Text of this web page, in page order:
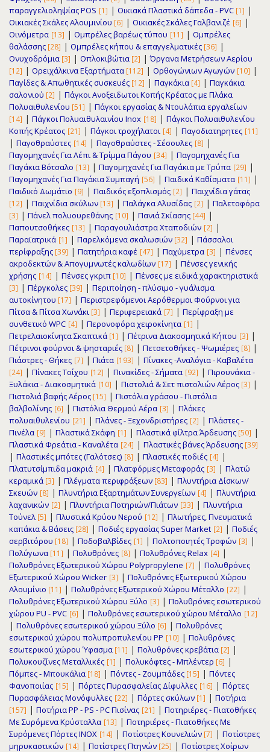
παραγγελιοληψίας POS [1] | Οικιακά Πλαστικά δάπεδα - PVC [1] |
Οικιακές Σκάλες Αλουμινίου [6] | Οικιακές Σκάλες Γαλβανιζέ [6] |
Οινόμετρα [13] | Ομπρέλες βαρέως τύπου [11] | Ομπρέλες
θαλάσσης [28] | Ομπρέλες κήπου & επαγγελματικές [36] |
Ονυχοδρόμια [3] | Οπλοκιβώτια [2] |Όργανα Μετρήσεων Αερίου
[12] | Ορειχάλκινα Εξαρτήματα [112] | Ορθογώνιων Αγωγών [10] |
Παγίδες & Απωθητικές συσκευές [12] | Παγκάκια [4] | Παγκάκια
σαλονιού [2] | Πάγκοι Ανοξειδωτοι Κοπής Κρέατος με Πλάκα
Πολυαιθυλενίου [51] | Πάγκοι εργασίας & Ντουλάπια εργαλείων
[14] | Πάγκοι Πολυαιθυλαινίου Inox [18] | Πάγκοι Πολυαιθυλενίου
Κοπής Κρέατος [21] | Πάγκοι τροχήλατοι [4] | Παγοδιατηρητες [11]
| Παγοθραύστες [14] | Παγοθραύστες - Σέσουλες [8] |
Παγομηχανές Για Λέπι & Τρίμμα Πάγου [34] | Παγομηχανές Για
Παγάκια Βότσαλο [13] | Παγομηχανές Για Παγάκια με Τρύπα [29] |
Παγομηχανές Για Παγάκια Συμπαγή [56] | Παιδικά Καθίσματα [11] |
Παιδικό Δωμάτιο [9] | Παιδικός εξοπλισμός [2] | Παιχνίδια γάτας
[12] | Παιχνίδια σκύλων [13] | Παλάγκα Αλυσίδας [2] | Παλετοφόρα
[3] | Πάνελ πολυουρεθάνης [10] | Πανιά Σκίασης [44] |
Παπουτσοθήκες [13] | Παραγουλιάστρα Χταποδιών [2] |
Παραϊατρικά [1] | Παρελκόμενα σκαλωσιών [32] | Πάσσαλοι
περίφραξης [39] | Πατητήρια καφέ [47] | Παχύμετρα [3] | Πένσες
ακροδεκτών & Απογυμνωτές καλωδίων [17] | Πένσες γενικής
χρήσης [14] | Πένσες γκριπ [10] | Πένσες με ειδικά χαρακτηριστικά
[3] | Πέργκολες [39] | Περιποίηση - πλύσιμο - γυάλισμα
αυτοκίνητου [17] | Περιστρεφόμενοι Αερόθερμοι Φούρνοι για
Πίτσα & Πίτσα Χωνάκι [3] | Περιφερειακά [7] | Περίφραξη με
συνθετικό WPC [4] | Περονοφόρα χειροκίνητα [1] |
Πετρελαιοκίνητα Σκαπτικά [1] | Πέτρινα Διακοσμητικά Κήπου [3] |
Πέτρινοι φούρνοι & ψησταριές [8] | Πετσετοθήκες - Ψωμιέρες [8] |
Πιάστρες - Θήκες [7] | Πιάτα [193] | Πίνακες -Αναλόγια - Καβαλέτα
[24] | Πίνακες Τοίχου [12] | Πινακίδες - Σήματα [92] | Πιρουνάκια -
Ξυλάκια - Διακοσμητικά [10] | Πιστολιά & Σετ πιστολιών Αέρος [3] |
Πιστολιά βαφής Αέρος [15] | Πιστόλια γράσου - Πιστόλια
βαλβολίνης [6] | Πιστόλια Θερμού Αέρα [3] | Πλάκες
πολυαιθυλενίου [21] | Πλάνες - Ξεχονδριστήρες [2] | Πλάστες -
Πινέλα [9] | Πλαστικά Σκάφη [1] | Πλαστικά φίλτρα Άρδευσης [50] |
Πλαστικά Φρεάτια - Καναλέτα [24] | Πλαστικές βάνες Άρδευσης [39]
| Πλαστικές μπότες (Γαλότσες) [8] | Πλαστικές ποδιές [4] |
Πλατυτσίμπιδα μακριά [4] | Πλατφόρμες Μεταφοράς [3] | Πλατώ
κεραμικά [3] | Πλέγματα περιφράξεων [83] | Πλυντήρια Δίσκων/
Σκευών [8] | Πλυντήρια Εξαρτημάτων Συνεργείων [4] | Πλυντήρια
λαχανικών [2] | Πλυντήρια Ποτηριών/Πιάτων [33] | Πλυντήρια
Τούνελ [5] | Πλυστικά Κρύου Νερού [12] | Πλωτήρες, Πνευματικά
καπάκια & Βάσεις [28] | Ποδιές εργασίας Super Market [2] | Ποδιές
σερβιτόρου [18] | Ποδοβαλβίδες [1] | Πολτοποιητές Τροφών [3] |
Πολύγωνα [11] | Πολυθρόνες [8] | Πολυθρόνες Relax [4] |
Πολυθρόνες Εξωτερικού Χώρου Polypropylene [7] | Πολυθρόνες
Εξωτερικού Χώρου Wicker [3] | Πολυθρόνες Εξωτερικού Χώρου
Αλουμίνιο [11] | Πολυθρόνες Εξωτερικού Χώρου Μέταλλο [22] |
Πολυθρόνες Εξωτερικού Χώρου Ξύλο [3] | Πολυθρόνες εσωτερικού
χώρου PU - PVC [6] | Πολυθρόνες εσωτερικού χώρου Μέταλλο [12]
| Πολυθρόνες εσωτερικού χώρου Ξύλο [6] | Πολυθρόνες
εσωτερικού χώρου πολυπροπυλενίου PP [10] | Πολυθρόνες
εσωτερικού χώρου Ύφασμα [11] | Πολυθρόνες κρεβάτια [2] |
Πολυκουζίνες Μεταλλικές [1] | Πολυκόφτες - Μπλέντερ [6] |
Πόμπες - Μπουκάλια [18] | Πόντες - Ζουμπάδες [15] | Πόντες
Φανοποιίας [15] | Πόρτες Πυρασφαλείας Δίφυλλες [16] | Πόρτες
Πυρασφάλειας Μονόφυλλες [22] | Πόρτες σκύλων [1] | Ποτήρια
[157] | Ποτήρια PP - PS - PC Πισίνας [21] | Ποτηριέρες - Πιατοθήκες
Με Συρόμενα Κρύσταλλα [13] | Ποτηριέρες - Πιατοθήκες Με
Συρόμενες Πόρτες INOX [14] | Ποτίστρες Κουνελιών [7] | Ποτίστρες
μηρυκαστικών [14] | Ποτίστρες Πτηνών [25] | Ποτίστρες Χοίρων